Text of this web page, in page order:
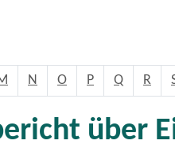
N O P Q R
über